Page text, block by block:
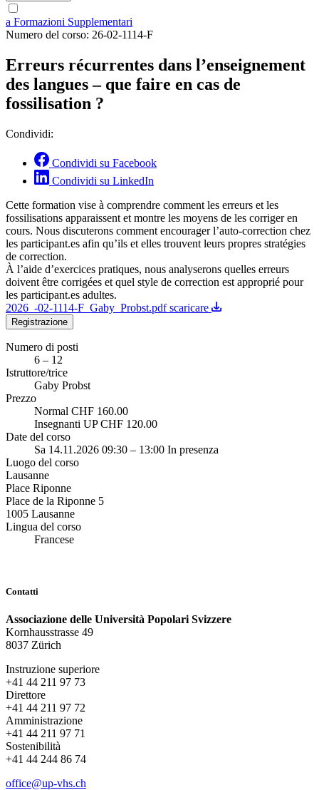
a Formazioni Supplementari
Numero del corso: 26-02-1114-F
Erreurs récurrentes dans l’enseignement
des langues – que faire en cas de
fossilisation ?
Condividi:
Condividi su Facebook
Condividi su LinkedIn
Cette formation vise à comprendre comment les erreurs et les
fossilisations apparaissent et montre les moyens de les corriger en
cours. Nous discuterons comment encourager l’auto-correction chez
les participant.es afin qu’ils et elles trouvent leurs propres stratégies
de correction.
À l’aide d’exercices pratiques, nous analyserons quelles erreurs
doivent être corrigées et quel style de correction est approprié pour
les participant.es adultes.
2026_-02-1114-F_Gaby_Probst.pdf scaricare
Registrazione
Numero di posti
6 – 12
Istruttore/trice
Gaby Probst
Prezzo
Normal CHF 160.00
Insegnanti UP CHF 120.00
Date del corso
Sa 14.11.2026 09:30 – 13:00 In presenza
Luogo del corso
Lausanne
Place Riponne
Place de la Riponne 5
1005 Lausanne
Lingua del corso
Francese
Contatti
Associazione delle Università Popolari Svizzere
Kornhausstrasse 49
8037 Zürich
Instruzione superiore
+41 44 211 97 73
Direttore
+41 44 211 97 72
Amministrazione
+41 44 211 97 71
Sostenibilità
+41 44 244 86 74
office@up-vhs.ch